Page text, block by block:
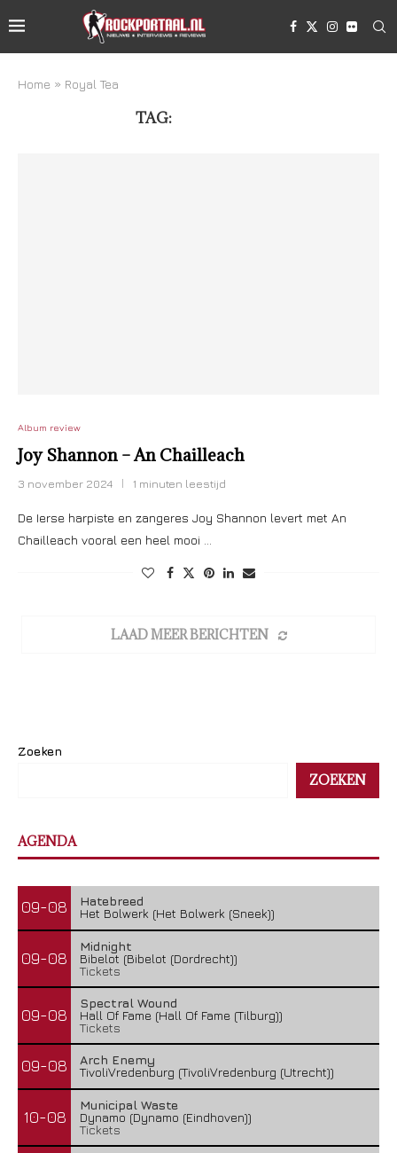
Home » Royal Tea
TAG:
Album review
Joy Shannon – An Chailleach
3 november 2024 1 minuten leestijd
De Ierse harpiste en zangeres Joy Shannon levert met An
Chailleach vooral een heel mooi …
LAAD MEER BERICHTEN
Zoeken
ZOEKEN
AGENDA
09-08
Hatebreed
Het Bolwerk (Het Bolwerk (Sneek))
09-08
Midnight
Bibelot (Bibelot (Dordrecht))
Tickets
09-08
Spectral Wound
Hall Of Fame (Hall Of Fame (Tilburg))
Tickets
09-08
Arch Enemy
TivoliVredenburg (TivoliVredenburg (Utrecht))
10-08
Municipal Waste
Dynamo (Dynamo (Eindhoven))
Tickets